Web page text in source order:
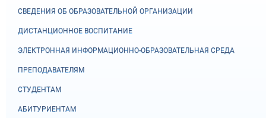
СВЕДЕНИЯ ОБ ОБРАЗОВАТЕЛЬНОЙ ОРГАНИЗАЦИИ
ДИСТАНЦИОННОЕ ВОСПИТАНИЕ
ЭЛЕКТРОННАЯ ИНФОРМАЦИОННО-ОБРАЗОВАТЕЛЬНАЯ СРЕДА
ПРЕПОДАВАТЕЛЯМ
СТУДЕНТАМ
АБИТУРИЕНТАМ